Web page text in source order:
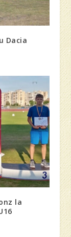
Dacia
la